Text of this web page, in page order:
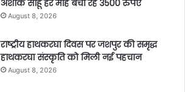
अशोक साहू हर माह बचा रहे 3500 रुपए
August 8, 2026
राष्ट्रीय हाथकरघा दिवस पर जशपुर की समृद्ध
हाथकरघा संस्कृति को मिली नई पहचान
August 8, 2026